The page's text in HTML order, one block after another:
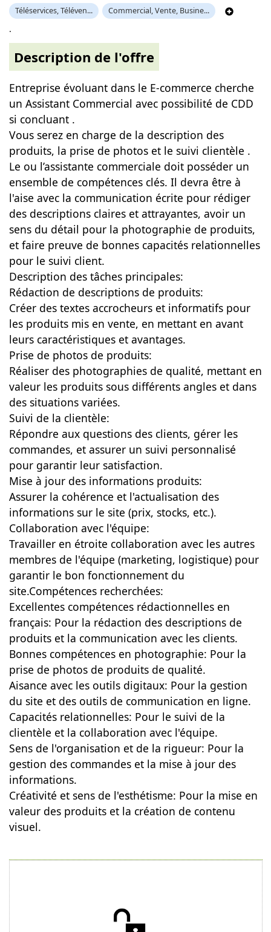
Téléservices, Téléven... Commercial, Vente, Busine...
.
Description de l'offre
Entreprise évoluant dans le E-commerce cherche
un Assistant Commercial avec possibilité de CDD
si concluant .
Vous serez en charge de la description des
produits, la prise de photos et le suivi clientèle .
Le ou l’assistante commerciale doit posséder un
ensemble de compétences clés. Il devra être à
l'aise avec la communication écrite pour rédiger
des descriptions claires et attrayantes, avoir un
sens du détail pour la photographie de produits,
et faire preuve de bonnes capacités relationnelles
pour le suivi client.
Description des tâches principales:
Rédaction de descriptions de produits:
Créer des textes accrocheurs et informatifs pour
les produits mis en vente, en mettant en avant
leurs caractéristiques et avantages.
Prise de photos de produits:
Réaliser des photographies de qualité, mettant en
valeur les produits sous différents angles et dans
des situations variées.
Suivi de la clientèle:
Répondre aux questions des clients, gérer les
commandes, et assurer un suivi personnalisé
pour garantir leur satisfaction.
Mise à jour des informations produits:
Assurer la cohérence et l'actualisation des
informations sur le site (prix, stocks, etc.).
Collaboration avec l'équipe:
Travailler en étroite collaboration avec les autres
membres de l'équipe (marketing, logistique) pour
garantir le bon fonctionnement du
site.Compétences recherchées:
Excellentes compétences rédactionnelles en
français: Pour la rédaction des descriptions de
produits et la communication avec les clients.
Bonnes compétences en photographie: Pour la
prise de photos de produits de qualité.
Aisance avec les outils digitaux: Pour la gestion
du site et des outils de communication en ligne.
Capacités relationnelles: Pour le suivi de la
clientèle et la collaboration avec l'équipe.
Sens de l'organisation et de la rigueur: Pour la
gestion des commandes et la mise à jour des
informations.
Créativité et sens de l'esthétisme: Pour la mise en
valeur des produits et la création de contenu
visuel.